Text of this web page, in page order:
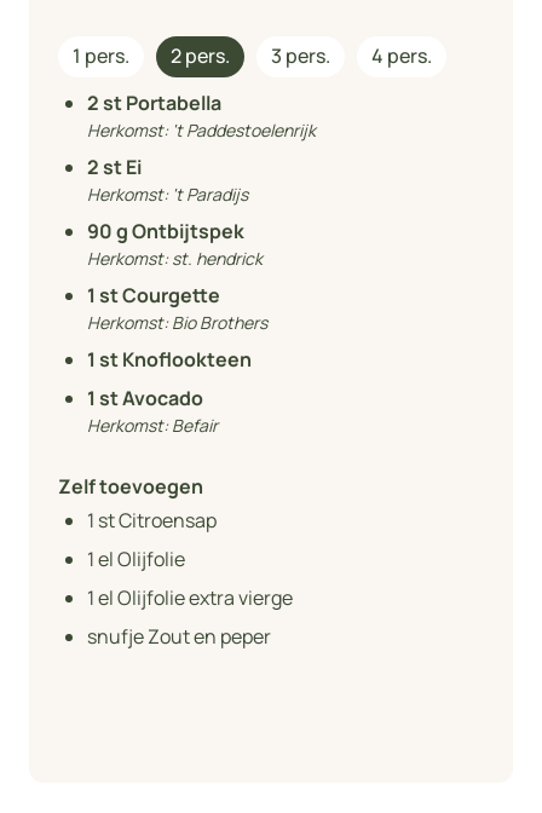
1 pers. 2 pers. 3 pers.
4 pers.
2st Portabella
Herkomst: 't Paddestoelenrijk
2st Ei
Herkomst: 't Paradijs
90g Ontbijtspek
Herkomst:st. hendrick
1 st Courgette
Herkomst:Bio Brothers
1 st Knoflookteen
1 st Avocado
Herkomst:Befair
Zelf toevoegen
1 st Citroensap
1el Olijfolie
1el Olijfolie extra vierge
snufje Zout en peper